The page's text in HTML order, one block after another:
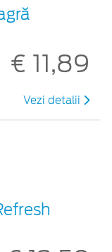
€ 11,89
Vezi detalii